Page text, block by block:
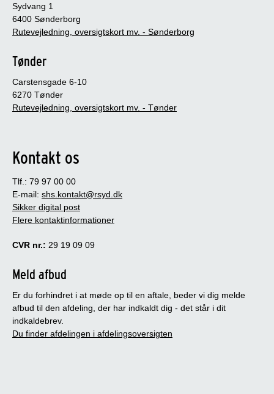
Sydvang 1
6400 Sønderborg
Rutevejledning, oversigtskort mv. - Sønderborg
Tønder
Carstensgade 6-10
6270 Tønder
Rutevejledning, oversigtskort mv. - Tønder
Kontakt os
Tlf.: 79 97 00 00
E-mail: shs.kontakt@rsyd.dk
Sikker digital post
Flere kontaktinformationer
CVR nr.: 29 19 09 09
Meld afbud
Er du forhindret i at møde op til en aftale, beder vi dig melde
afbud til den afdeling, der har indkaldt dig - det står i dit
indkaldebrev.
Du finder afdelingen i afdelingsoversigten